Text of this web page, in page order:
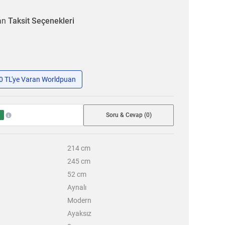
Taksit Seçenekleri
TL'ye Varan Worldpuan
Soru & Cevap (0)
214 cm
245 cm
52 cm
Aynalı
Modern
Ayaksız